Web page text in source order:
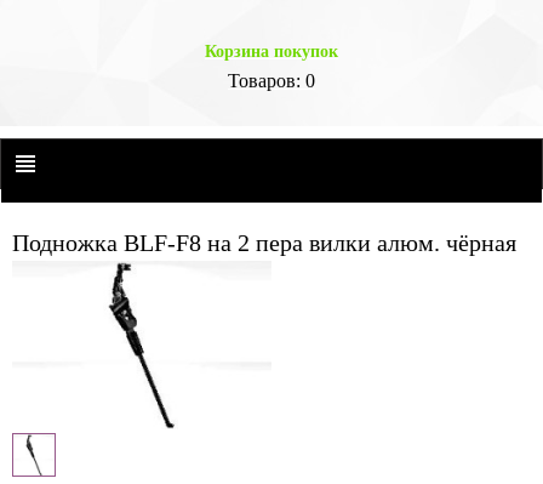
Корзина покупок
Товаров: 0
Подножка BLF-F8 на 2 пера вилки алюм. чёрная